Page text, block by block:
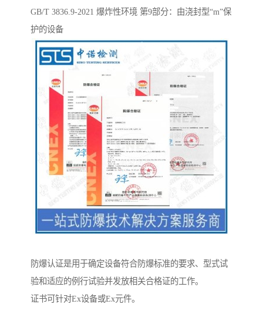
GB/T 3836.9-2021 爆炸性环境 第9部分：由浇封型“m”保
护的设备
防爆认证是用于确定设备符合防爆标准的要求、型式试
验和适应的例行试验并发放相关合格证的工作。
证书可针对Ex设备或Ex元件。